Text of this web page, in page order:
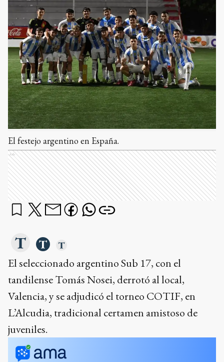
El festejo argentino en España.
Ads
El seleccionado argentino Sub 17, con el
tandilense Tomás Nosei, derrotó al local,
Valencia, y se adjudicó el torneo COTIF, en
L’Alcudia, tradicional certamen amistoso de
juveniles.